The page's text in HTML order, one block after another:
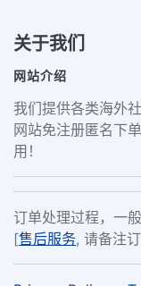
关于我们
网站介绍
我们提供各类海外
网站免注册匿名下
用！
订单处理过程，一
[售后服务, 请备注